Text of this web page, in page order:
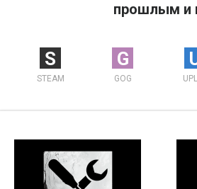
прошлым и
S
STEAM
G
GOG